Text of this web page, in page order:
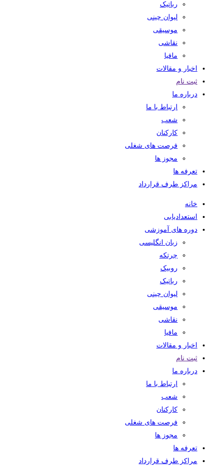
رباتیک
لیوان چینی
موسیقی
نقاشی
مافیا
اخبار و مقالات
ثبت نام
درباره ما
ارتباط با ما
شعب
کارکنان
فرصت های شغلی
مجوز ها
تعرفه ها
مراکز طرف قرارداد
خانه
استعدادیابی
دوره های آموزشی
زبان انگلیسی
چرتکه
روبیک
رباتیک
لیوان چینی
موسیقی
نقاشی
مافیا
اخبار و مقالات
ثبت نام
درباره ما
ارتباط با ما
شعب
کارکنان
فرصت های شغلی
مجوز ها
تعرفه ها
مراکز طرف قرارداد